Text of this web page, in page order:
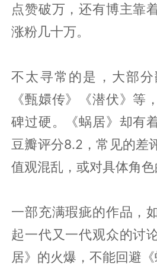
点赞破万，还有博主靠
涨粉几十万。
不太寻常的是，大部
《甄嬛传》《潜伏》等
碑过硬。《蜗居》却有
豆瓣评分8.2，常见的差
值观混乱，或对具体角色
一部充满瑕疵的作品，
起一代又一代观众的讨
居》的火爆，不能回避《